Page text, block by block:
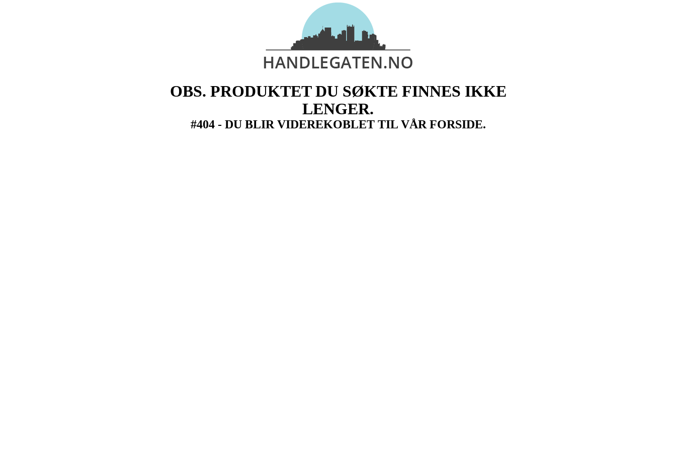
OBS. PRODUKTET DU SØKTE FINNES IKKE
LENGER.
#404 - DU BLIR VIDEREKOBLET TIL VÅR FORSIDE.